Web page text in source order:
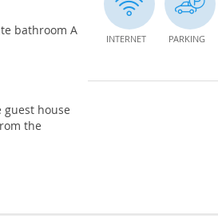
bathroom A
house
the
INTERNET PARKING